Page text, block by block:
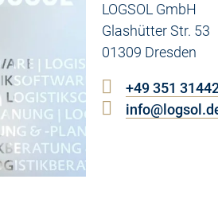
LOGSOL GmbH
Glashütter Str. 53
01309 Dresden
+49 351